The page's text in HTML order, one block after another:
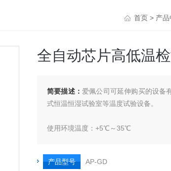
首页 > 产
全自动芯片高低温
简要描述： 爱佩公司可延伸购买的设备
式恒温恒湿试验室等温度试验设备。
使用环境温度：+5℃～35℃
产品型号 AP-GD